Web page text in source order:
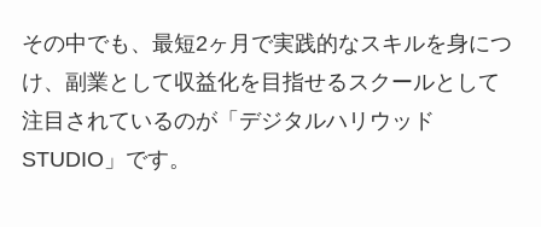
その中でも、最短2ヶ月で実践的なスキルを身につ
け、副業として収益化を目指せるスクールとして
注目されているのが「デジタルハリウッド
STUDIO」です。